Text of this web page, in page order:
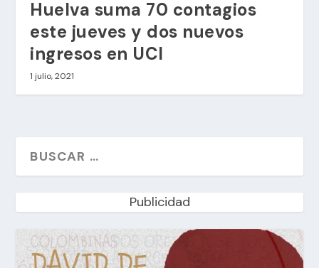
Huelva suma 70 contagios
este jueves y dos nuevos
ingresos en UCI
1 julio, 2021
Publicidad